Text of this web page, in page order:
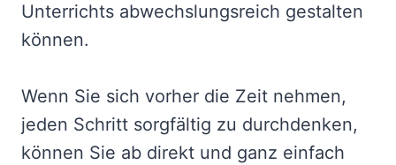
Unterrichts abwechslungsreich gestalten
können.
Wenn Sie sich vorher die Zeit nehmen,
jeden Schritt sorgfältig zu durchdenken,
können Sie ab direkt und ganz einfach